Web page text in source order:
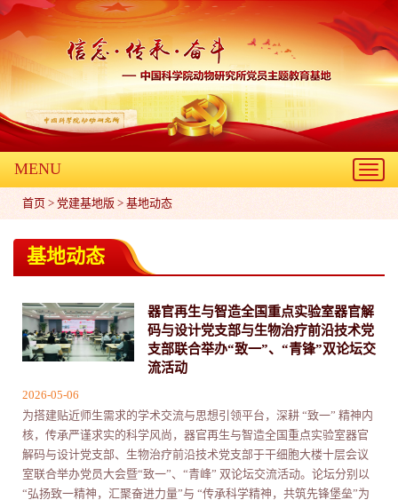
MENU
首页 > 党建基地版 > 基地动态
基地动态
器官再生与智造全国重点实验室器官解
码与设计党支部与生物治疗前沿技术党
支部联合举办“致一”、“青锋”双论坛交
流活动
2026-05-06
为搭建贴近师生需求的学术交流与思想引领平台，深耕 “致一” 精神内
核，传承严谨求实的科学风尚，器官再生与智造全国重点实验室器官
解码与设计党支部、生物治疗前沿技术党支部于干细胞大楼十层会议
室联合举办党员大会暨“致一”、“青峰” 双论坛交流活动。论坛分别以
“弘扬致一精神，汇聚奋进力量”与 “传承科学精神，共筑先锋堡垒”为